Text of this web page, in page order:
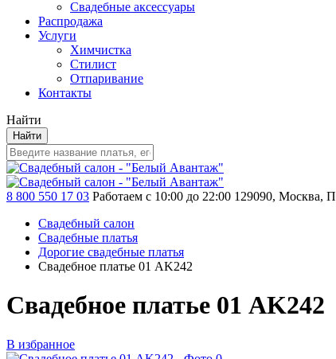
Свадебные аксессуары
Распродажа
Услуги
Химчистка
Стилист
Отпаривание
Контакты
Найти
Найти
8 800 550 17 03 Работаем с 10:00 до 22:00 129090, Москва,
Свадебный салон
Свадебные платья
Дорогие свадебные платья
Свадебное платье 01 AK242
Свадебное платье 01 AK242
В избранное